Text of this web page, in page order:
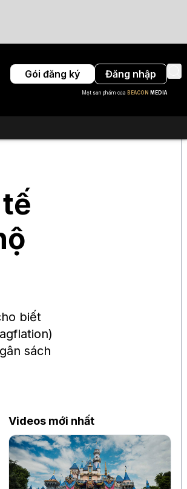
Gói đăng ký Đăng nhập
Một sản phẩm của BEACON MEDIA
biết
sách
Videos mới nhất